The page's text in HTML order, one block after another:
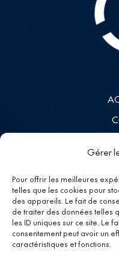
Gérer
Pour offrir les meilleures
telles que les cookies pour
des appareils. Le fait de
de traiter des données telles
les ID uniques sur ce site. Le
consentement peut avoir un
caractéristiques et fonctions.